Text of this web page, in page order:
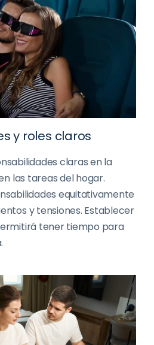
y roles claros
claras en la
las tareas del hogar.
equitativamente
y tensiones. Establecer
tener tiempo para